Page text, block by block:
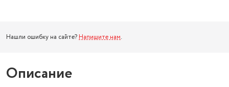
Нашли ошибку на сайте? Напишите нам.
Описание